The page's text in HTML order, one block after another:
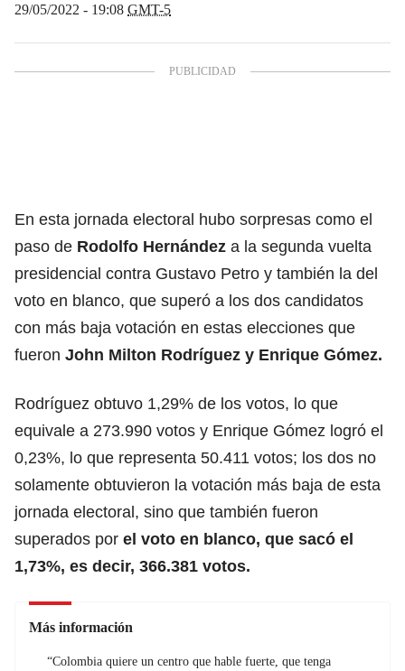
29/05/2022 - 19:08 GMT-5
En esta jornada electoral hubo sorpresas como el
paso de Rodolfo Hernández a la segunda vuelta
presidencial contra Gustavo Petro y también la del
voto en blanco, que superó a los dos candidatos
con más baja votación en estas elecciones que
fueron John Milton Rodríguez y Enrique Gómez.
Rodríguez obtuvo 1,29% de los votos, lo que
equivale a 273.990 votos y Enrique Gómez logró el
0,23%, lo que representa 50.411 votos; los dos no
solamente obtuvieron la votación más baja de esta
jornada electoral, sino que también fueron
superados por el voto en blanco, que sacó el
1,73%, es decir, 366.381 votos.
Más información
“Colombia quiere un centro que hable fuerte, que tenga